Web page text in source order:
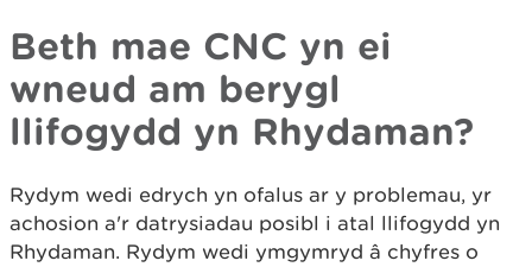
Beth mae CNC yn ei
wneud am berygl
llifogydd yn Rhydaman?
Rydym wedi edrych yn ofalus ar y problemau, yr
achosion a'r datrysiadau posibl i atal llifogydd yn
Rhydaman. Rydym wedi ymgymryd â chyfres o